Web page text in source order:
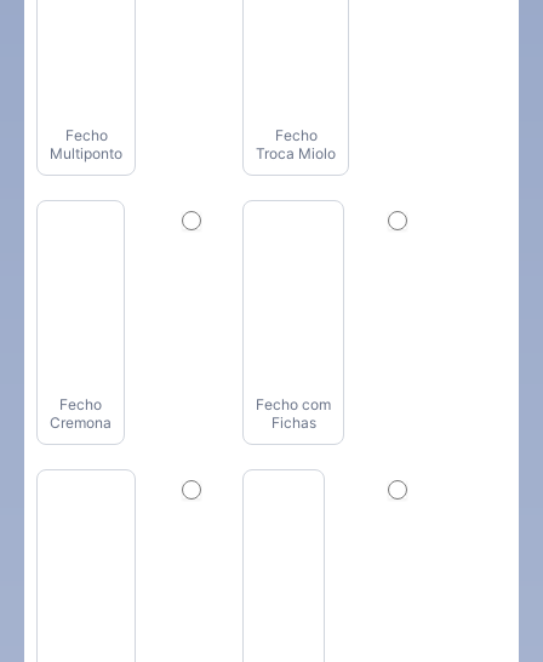
Fecho
Multiponto
Fecho
Troca Miolo
Fecho
Cremona
Fecho com
Fichas